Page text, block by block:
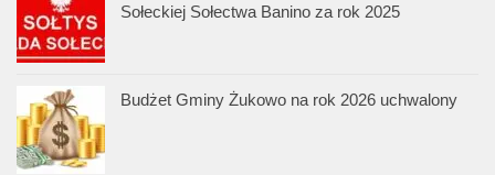
Sołeckiej Sołectwa Banino za rok 2025
Budżet Gminy Żukowo na rok 2026 uchwalony